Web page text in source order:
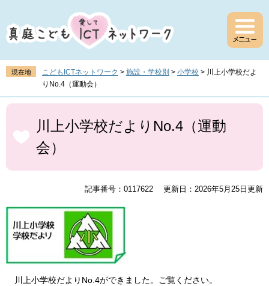
ジ
の
頭
す
。
ュ
ー
飛
し
て
現在地 こどもICTネットワーク > 施設・学校別 > 小学校 > 川上小学校だよ
りNo.4（運動会）
本
川上小学校だよりNo.4（運動
会）
記事番号：0117622 更新日：2026年5月25日更新
川上小学校だよりNo.4ができました。ご覧ください。